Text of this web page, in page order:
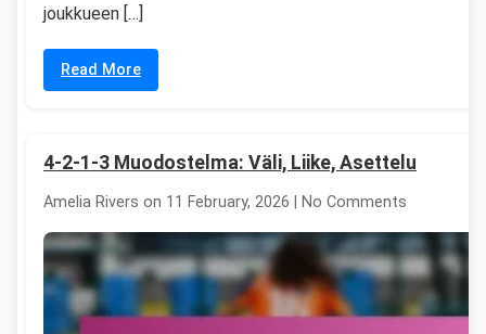
joukkueen […]
Read More
4-2-1-3 Muodostelma: Väli, Liike, Asettelu
Amelia Rivers on 11 February, 2026 | No Comments